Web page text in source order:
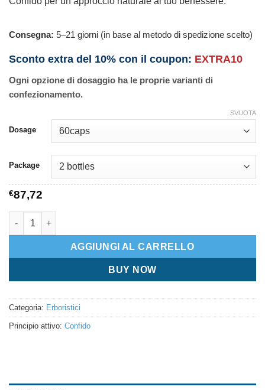
Consegna: 5–21 giorni (in base al metodo di spedizione scelto)
Sconto extra del 10% con il coupon: EXTRA10
Ogni opzione di dosaggio ha le proprie varianti di
confezionamento.
Dosage
Package
SVUOTA
€87,72
Confido quantità
AGGIUNGI AL CARRELLO
BUY NOW
Categoria: Erboristici
Principio attivo: Confido